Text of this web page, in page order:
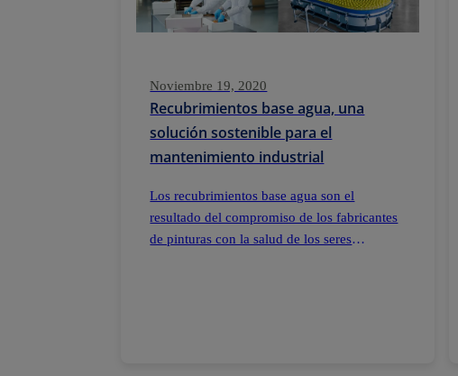
Noviembre 19, 2020
Recubrimientos base agua, una
solución sostenible para el
mantenimiento industrial
Los recubrimientos base agua son el
resultado del compromiso de los fabricantes
de pinturas con la salud de los seres